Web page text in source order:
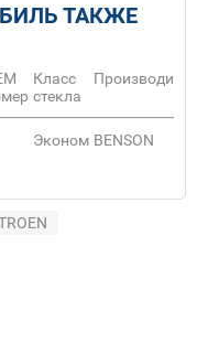
ТАКЖЕ
Класс
стекла
Эконом BENSON